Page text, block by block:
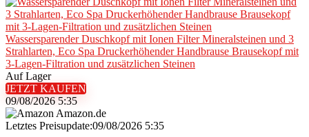
Wassersparender Duschkopf mit Ionen Filter Mineralsteinen und 3
Strahlarten, Eco Spa Druckerhöhender Handbrause Brausekopf mit
3-Lagen-Filtration und zusätzlichen Steinen
Auf Lager
JETZT KAUFEN
09/08/2026 5:35
Amazon.de
Letztes Preisupdate:09/08/2026 5:35